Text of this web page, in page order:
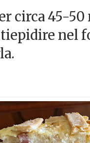
circa 45-
nel